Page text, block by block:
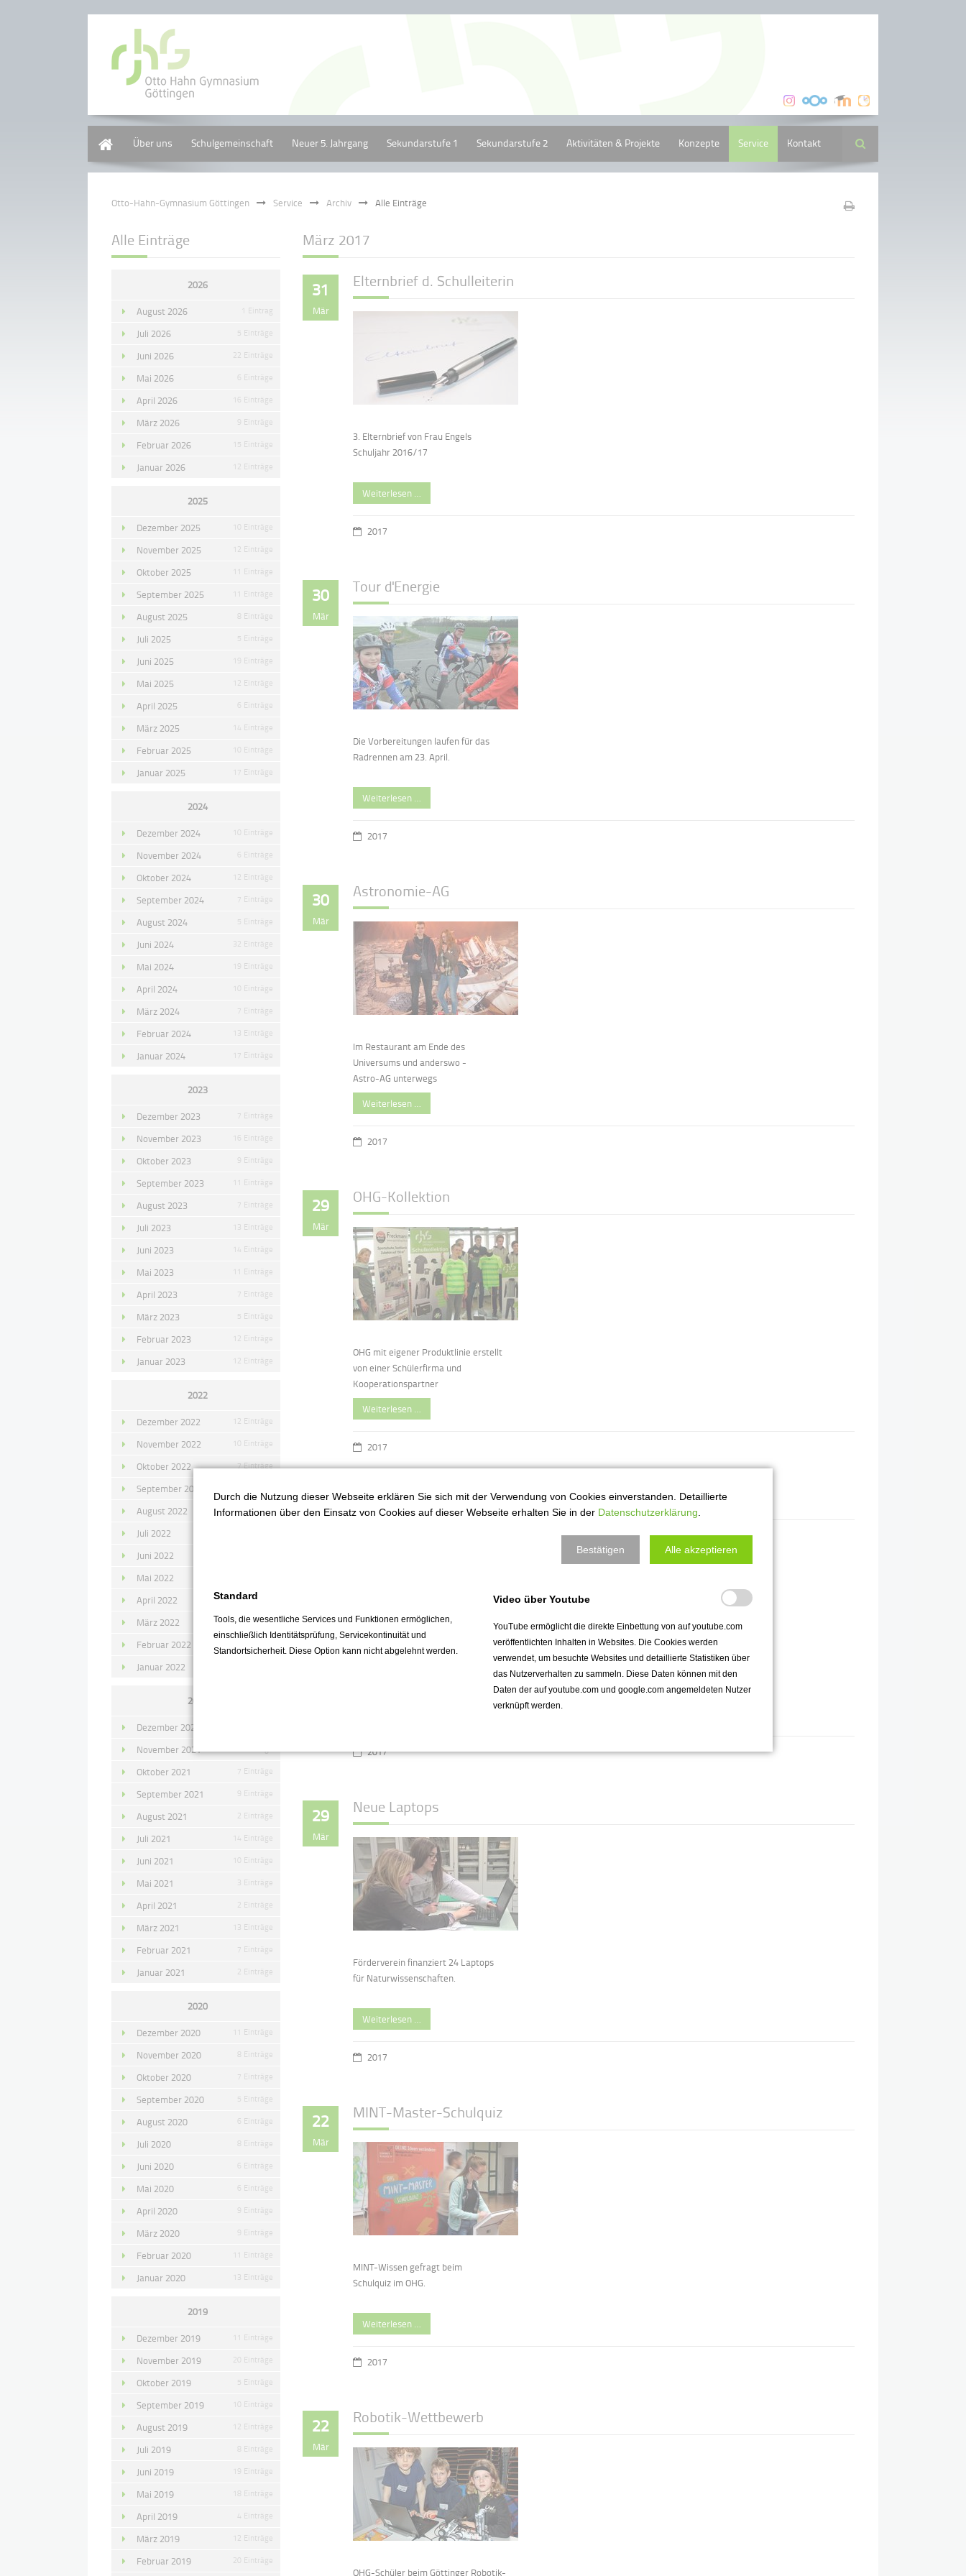
Über uns Schulgemeinschaft Neuer 5. Jahrgang Sekundarstufe 1 Sekundarstufe 2 Aktivitäten & Projekte Konzepte Service Kontakt Suche
Otto-Hahn-Gymnasium Göttingen Service Archiv Alle Einträge
März 2017
31
Mär
Elternbrief d. Schulleiterin
3. Elternbrief von Frau Engels
Schuljahr 2016/17
Weiterlesen …
2017
30
Mär
Tour d'Energie
Die Vorbereitungen laufen für das
Radrennen am 23. April.
Weiterlesen …
2017
30
Mär
Astronomie-AG
Im Restaurant am Ende des
Universums und anderswo -
Astro-AG unterwegs
Weiterlesen …
2017
29
Mär
OHG-Kollektion
OHG mit eigener Produktlinie erstellt
von einer Schülerfirma und
Kooperationspartner
Weiterlesen …
2017
29 Darstellendes Spiel
Zwei Kurse der 10. Klassen organisieren
2017
29
Mär
Neue Laptops
Förderverein finanziert 24 Laptops
für Naturwissenschaften.
Weiterlesen …
2017
22
Mär
MINT-Master-Schulquiz
MINT-Wissen gefragt beim
Schulquiz im OHG.
Weiterlesen …
2017
22
Mär
Robotik-Wettbewerb
OHG-Schüler beim Göttinger Robotik-
Alle Einträge
2026
August 2026 1 Eintrag
Juli 2026 5 Einträge
Juni 2026 22 Einträge
Mai 2026 6 Einträge
April 2026 16 Einträge
März 2026 9 Einträge
Februar 2026 15 Einträge
Januar 2026 12 Einträge
2025
Dezember 2025 10 Einträge
November 2025 12 Einträge
Oktober 2025 11 Einträge
September 2025 11 Einträge
August 2025 8 Einträge
Juli 2025 5 Einträge
Juni 2025 19 Einträge
Mai 2025 12 Einträge
April 2025 6 Einträge
März 2025 14 Einträge
Februar 2025 10 Einträge
Januar 2025 17 Einträge
2024
Dezember 2024 10 Einträge
November 2024 6 Einträge
Oktober 2024 12 Einträge
September 2024 7 Einträge
August 2024 5 Einträge
Juni 2024 32 Einträge
Mai 2024 19 Einträge
April 2024 10 Einträge
März 2024 7 Einträge
Februar 2024 13 Einträge
Januar 2024 17 Einträge
2023
Dezember 2023 7 Einträge
November 2023 16 Einträge
Oktober 2023 9 Einträge
September 2023 11 Einträge
August 2023 7 Einträge
Juli 2023 13 Einträge
Juni 2023 14 Einträge
Mai 2023 11 Einträge
April 2023 7 Einträge
März 2023 5 Einträge
Februar 2023 12 Einträge
Januar 2023 12 Einträge
2022
Dezember 2022 12 Einträge
November 2022 10 Einträge
Oktober 2022 7 Einträge
September 2022
August 2022 4 Einträge
Juli 2022
Juni 2022
Mai 2022
April 2022 8 Einträge
März 2022 15 Einträge
Februar 2022
Januar 2022
2021
Dezember 2021
November 2021
Oktober 2021 7 Einträge
September 2021 9 Einträge
August 2021 2 Einträge
Juli 2021 14 Einträge
Juni 2021 10 Einträge
Mai 2021 3 Einträge
April 2021 2 Einträge
März 2021 13 Einträge
Februar 2021 7 Einträge
Januar 2021 2 Einträge
2020
Dezember 2020 11 Einträge
November 2020 8 Einträge
Oktober 2020 7 Einträge
September 2020 5 Einträge
August 2020 6 Einträge
Juli 2020 8 Einträge
Juni 2020 6 Einträge
Mai 2020 6 Einträge
April 2020 9 Einträge
März 2020 9 Einträge
Februar 2020 11 Einträge
Januar 2020 13 Einträge
2019
Dezember 2019 11 Einträge
November 2019 20 Einträge
Oktober 2019 5 Einträge
September 2019 10 Einträge
August 2019 12 Einträge
Juli 2019 8 Einträge
Juni 2019 19 Einträge
Mai 2019 18 Einträge
April 2019 4 Einträge
März 2019 12 Einträge
Februar 2019 20 Einträge
Durch die Nutzung dieser Webseite erklären Sie sich mit der Verwendung von Cookies einverstanden. Detaillierte
Informationen über den Einsatz von Cookies auf dieser Webseite erhalten Sie in der Datenschutzerklärung
Bestätigen Alle akzeptieren
Standard
Tools, die wesentliche Services und Funktionen ermöglichen,
einschließlich Identitätsprüfung, Servicekontinuität und
Standortsicherheit. Diese Option kann nicht abgelehnt werden.
Video über Youtube
YouTube ermöglicht die direkte Einbettung von auf youtube.com
veröffentlichten Inhalten in Websites. Die Cookies werden
verwendet, um besuchte Websites und detaillierte Statistiken über
das Nutzerverhalten zu sammeln. Diese Daten können mit den
Daten der auf youtube.com und google.com angemeldeten Nutzer
verknüpft werden.